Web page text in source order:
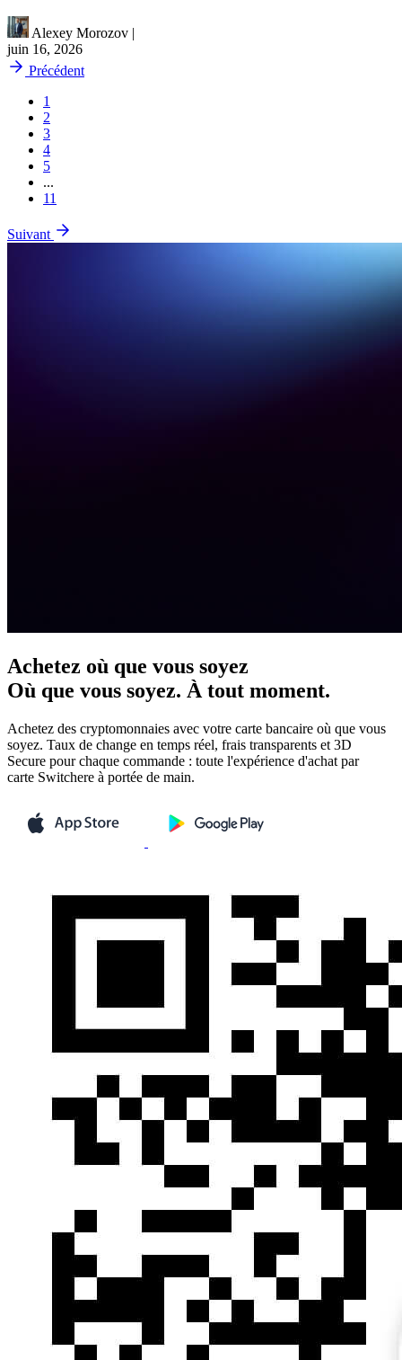
Alexey Morozov |
juin 16, 2026
Précédent
1
2
3
4
5
...
11
Suivant
Achetez où que vous soyez
Où que vous soyez. À tout moment.
Achetez des cryptomonnaies avec votre carte bancaire où que vous
soyez. Taux de change en temps réel, frais transparents et 3D
Secure pour chaque commande : toute l'expérience d'achat par
carte Switchere à portée de main.